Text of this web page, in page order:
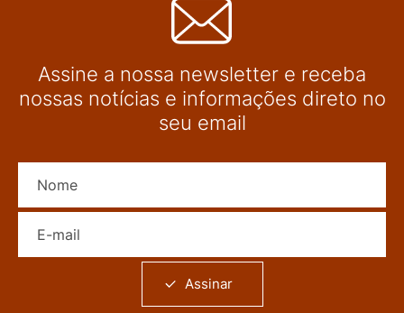
Assine a nossa newsletter e receba
nossas notícias e informações direto no
seu email
Assinar